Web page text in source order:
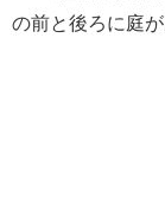
の前と後ろに庭が